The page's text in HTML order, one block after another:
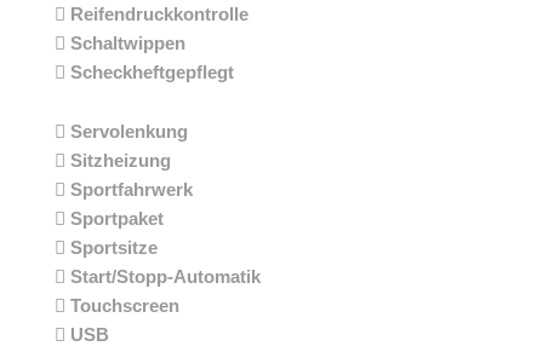
Reifendruckkontrolle
Schaltwippen
Scheckheftgepflegt
Servolenkung
Sitzheizung
Sportfahrwerk
Sportpaket
Sportsitze
Start/Stopp-Automatik
Touchscreen
USB